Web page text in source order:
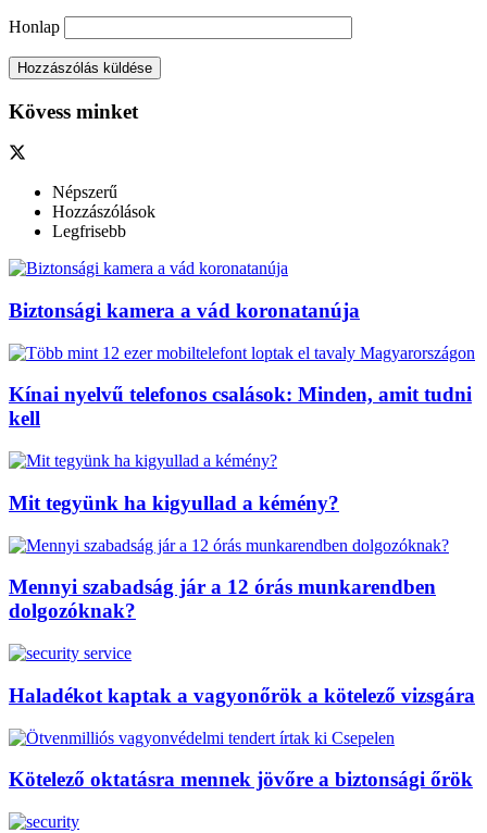
Honlap
Kövess minket
Népszerű
Hozzászólások
Legfrisebb
Biztonsági kamera a vád koronatanúja
Kínai nyelvű telefonos csalások: Minden, amit tudni
kell
Mit tegyünk ha kigyullad a kémény?
Mennyi szabadság jár a 12 órás munkarendben
dolgozóknak?
Haladékot kaptak a vagyonőrök a kötelező vizsgára
Kötelező oktatásra mennek jövőre a biztonsági őrök